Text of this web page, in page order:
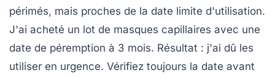
périmés, mais proches de la date limite d'utilisation.
J'ai acheté un lot de masques capillaires avec une
date de péremption à 3 mois. Résultat : j'ai dû les
utiliser en urgence. Vérifiez toujours la date avant